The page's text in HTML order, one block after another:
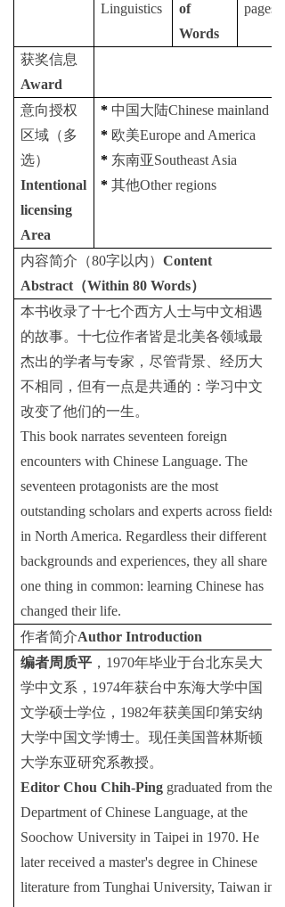
Linguistics
of
Words
pages
获奖信息
Award
意向授权
区域（多
选）
Intentional
licensing
Area
* 中国大陆Chinese mainland
* 欧美Europe and America
* 东南亚Southeast Asia
* 其他Other regions
内容简介（80字以内）Content
Abstract （Within 80 Words）
本书收录了十七个西方人士与中文相遇
的故事。十七位作者皆是北美各领域最
杰出的学者与专家，尽管背景、经历大
不相同，但有一点是共通的：学习中文
改变了他们的一生。
This book narrates seventeen foreign
encounters with Chinese Language. The
seventeen protagonists are the most
outstanding scholars and experts acrossfields
in North America. Regardless their different
backgrounds and experiences, they all share
one thing in common: learning Chinese has
changed their life.
作者简介Author Introduction
编者周质平 ， 1970年毕业于台北东吴大
学中文系， 1974年获台中东海大学中国
文学硕士学位， 1982年获美国印第安纳
大学中国文学博士。现任美国普林斯顿
大学东亚研究系教授。
Editor Chou Chih-Ping graduated from the
Department of Chinese Language, at the
Soochow University in Taipei in 1970. He
later received a master's degree in Chinese
literature from Tunghai University, Taiwan in